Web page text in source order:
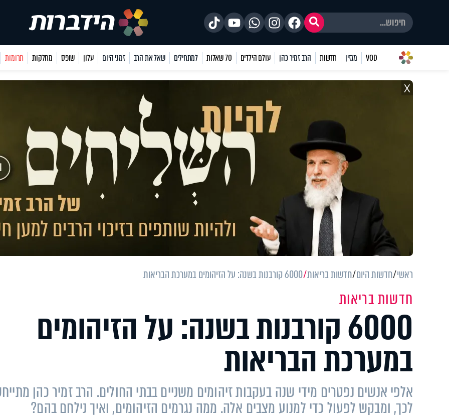
VOD מגזין חדשות הרב זמיר כהן עולם הילדים 70 שאלות למתחילים שאל את הרב זמני היום עלון שופס מחלקות תרומות
X
ראשי חדשות היום חדשות בריאות 6000 קורבנות בשנה: על הזיהומים במערכת הבריאות
חדשות בריאות
6000 קורבנות בשנה: על הזיהומים
במערכת הבריאות
אלפי אנשים נפטרים מידי שנה בעקבות זיהומים משניים בבתי החולים. הרב זמיר כהן
לכך, ומבקש לפעול כדי למנוע מצבים אלה. ממה נגרמים הזיהומים, ואיך נילחם בהם?